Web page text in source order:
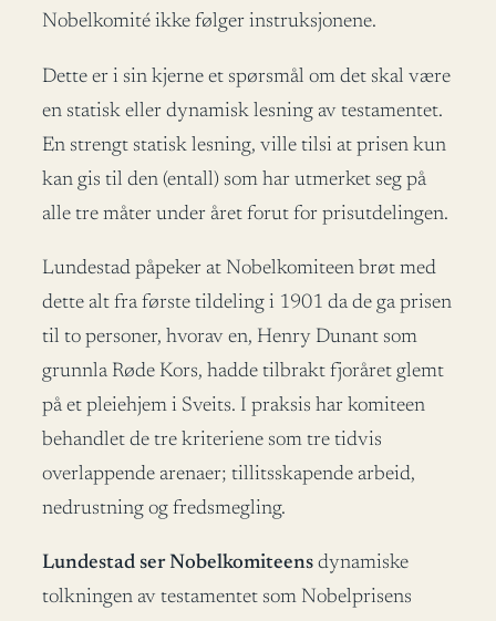
Nobelkomité ikke følger instruksjonene.
Dette er i sin kjerne et spørsmål om det skal være
en statisk eller dynamisk lesning av testamentet.
En strengt statisk lesning, ville tilsi at prisen kun
kan gis til den (entall) som har utmerket seg på
alle tre måter under året forut for prisutdelingen.
Lundestad påpeker at Nobelkomiteen brøt med
dette alt fra første tildeling i 1901 da de ga prisen
til to personer, hvorav en, Henry Dunant som
grunnla Røde Kors, hadde tilbrakt fjoråret glemt
på et pleiehjem i Sveits. I praksis har komiteen
behandlet de tre kriteriene som tre tidvis
overlappende arenaer; tillitsskapende arbeid,
nedrustning og fredsmegling.
Lundestad ser Nobelkomiteens dynamiske
tolkningen av testamentet som Nobelprisens